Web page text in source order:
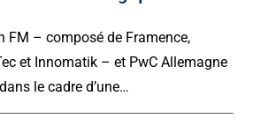
FM – composé de Framence,
et Innomatik – et PwC Allemagne
le cadre d’une…